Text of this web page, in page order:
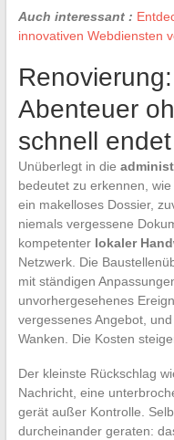
Auch interessant :
innovativen Webdiensten
Abenteuer
schnell endet
Unüberlegt in die
bedeutet zu erkennen,
ein makelloses Dossier,
niemals vergessene
kompetenter lokaler
Netzwerk. Die
mit ständigen
unvorhergesehenes
vergessenes Angebot,
Wanken. Die Kosten
Der kleinste Rückschlag
Nachricht, eine
gerät außer Kontrolle.
durcheinander geraten: